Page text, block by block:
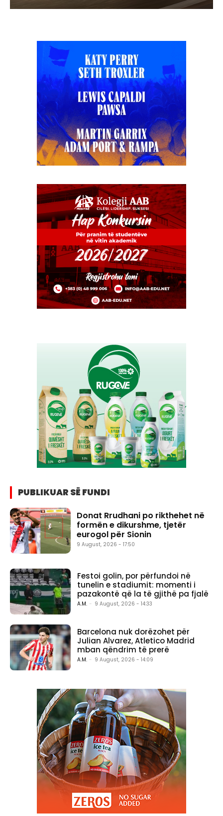
PUBLIKUAR SË FUNDI
Donat Rrudhani po rikthehet në
formën e dikurshme, tjetër
eurogol për Sionin
9 August, 2026 - 17:50
Festoi golin, por përfundoi në
tunelin e stadiumit: momenti i
pazakontë që la të gjithë pa fjalë
A.M. - 9 August, 2026 - 14:33
Barcelona nuk dorëzohet për
Julian Alvarez, Atletico Madrid
mban qëndrim të prerë
A.M. - 9 August, 2026 - 14:09